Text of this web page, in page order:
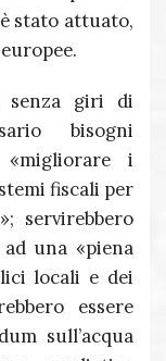
stato attuato,
senza giri di
bisogni
«migliorare i
fiscali per
servirebbero
una «piena
locali e dei
essere
sull’acqua